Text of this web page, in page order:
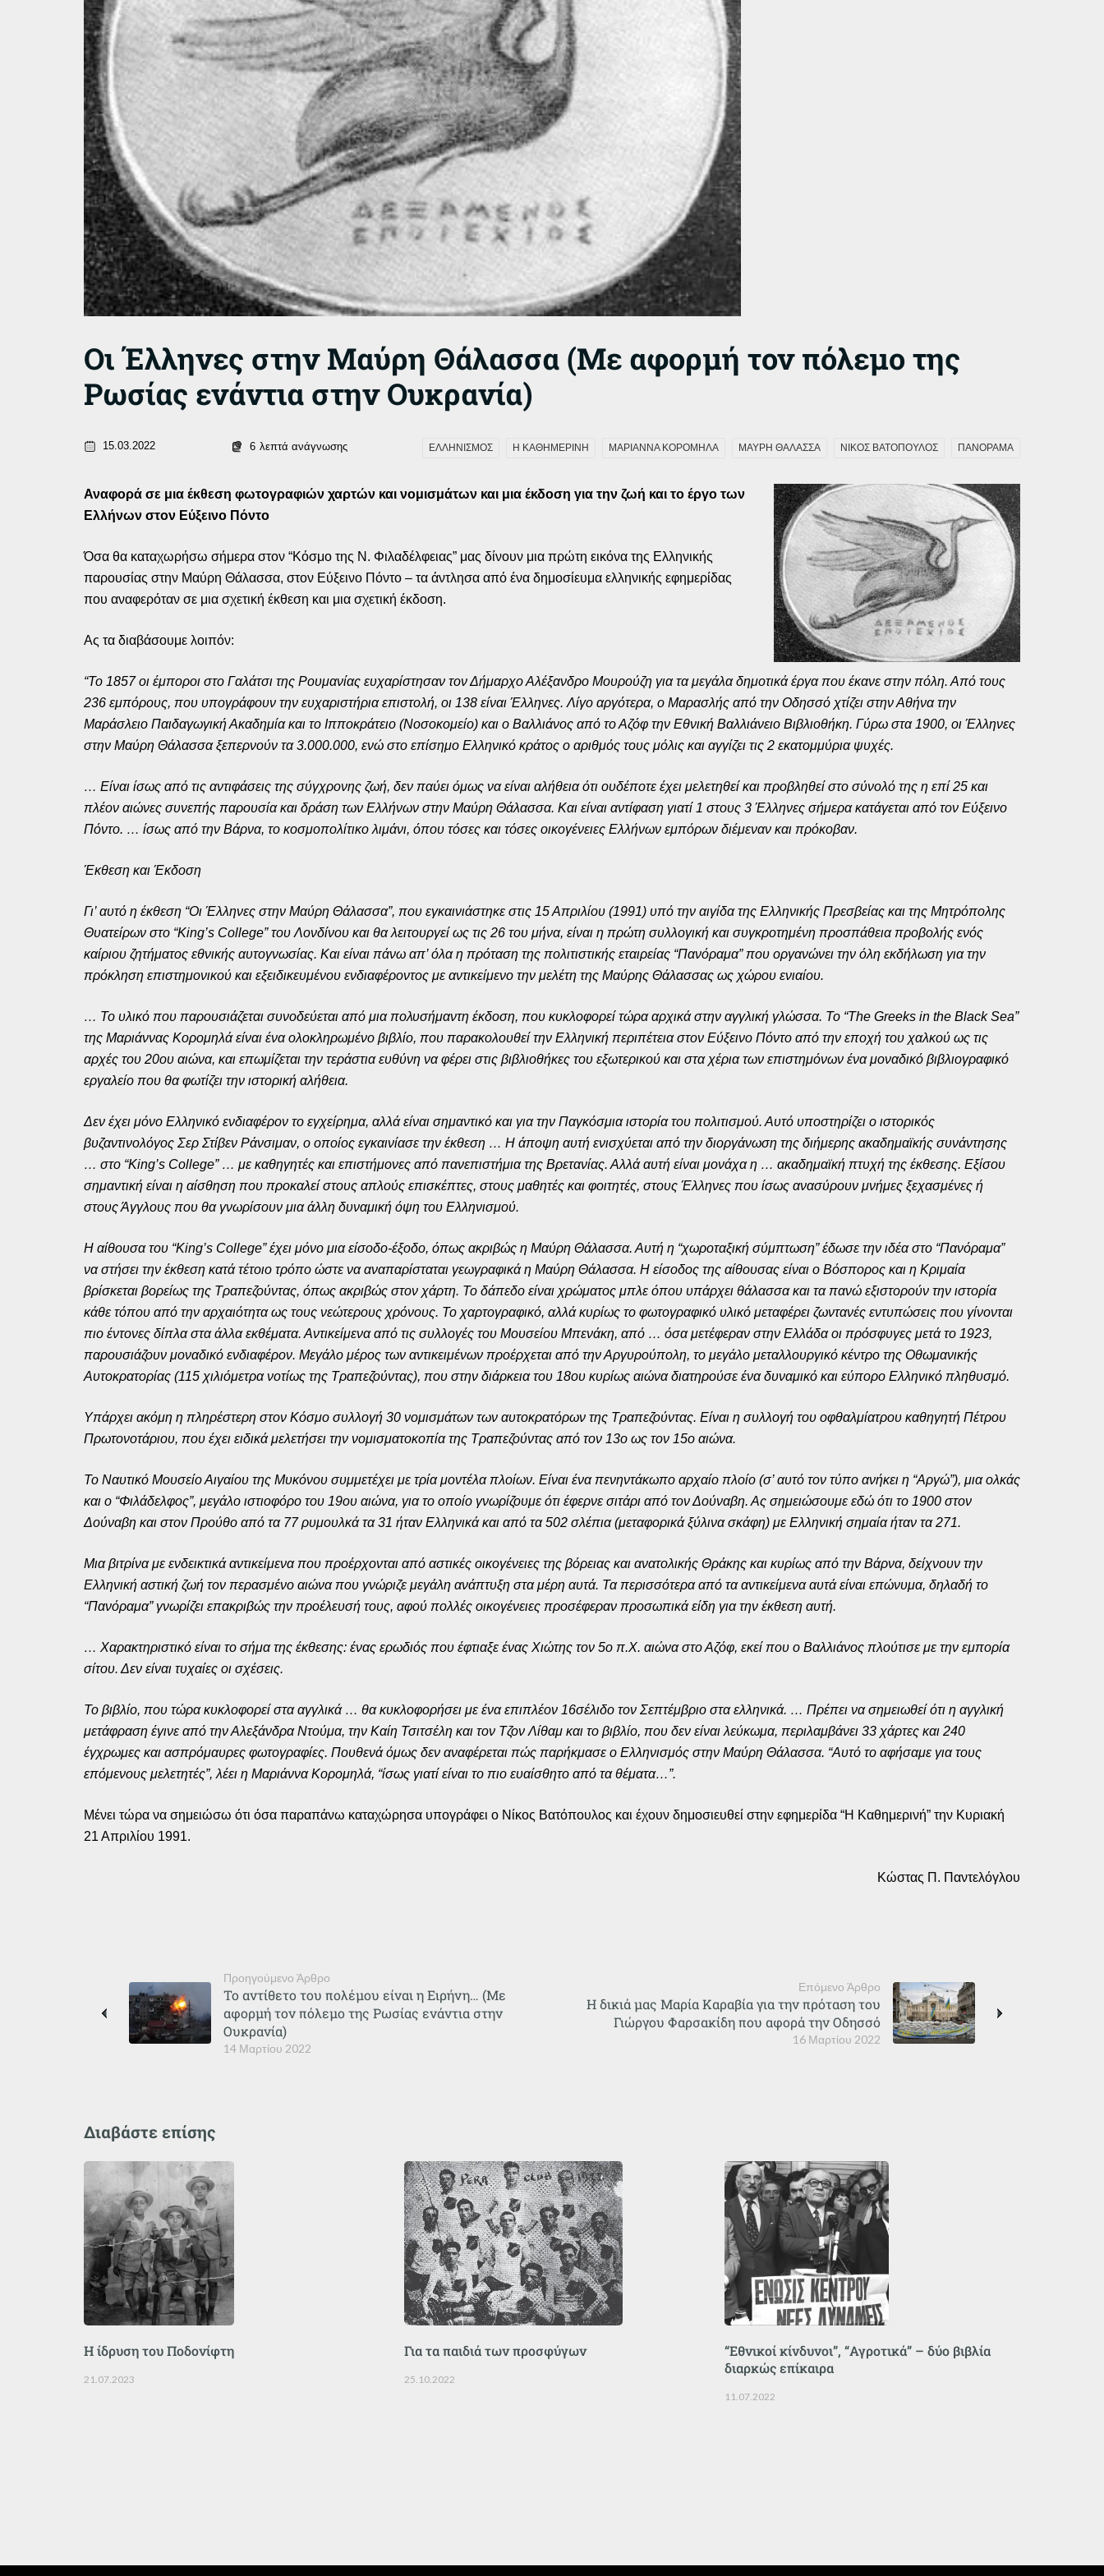
Οι Έλληνες στην Μαύρη Θάλασσα (Με αφορμή τον πόλεμο της
Ρωσίας ενάντια στην Ουκρανία)
15.03.2022 6 λεπτά ανάγνωσης ΕΛΛΗΝΙΣΜΟΣ Η ΚΑΘΗΜΕΡΙΝΗ ΜΑΡΙΑΝΝΑ ΚΟΡΟΜΗΛΑ ΜΑΥΡΗ ΘΑΛΑΣΣΑ ΝΙΚΟΣ ΒΑΤΟΠΟΥΛΟΣ ΠΑΝΟΡΑΜΑ
Αναφορά σε μια έκθεση φωτογραφιών χαρτών και νομισμάτων και μια έκδοση για την ζωή και το έργο των
Ελλήνων στον Εύξεινο Πόντο
Όσα θα καταχωρήσω σήμερα στον “Κόσμο της Ν. Φιλαδέλφειας” μας δίνουν μια πρώτη εικόνα της Ελληνικής
παρουσίας στην Μαύρη Θάλασσα, στον Εύξεινο Πόντο – τα άντλησα από ένα δημοσίευμα ελληνικής εφημερίδας
που αναφερόταν σε μια σχετική έκθεση και μια σχετική έκδοση.
Ας τα διαβάσουμε λοιπόν:
“Το 1857 οι έμποροι στο Γαλάτσι της Ρουμανίας ευχαρίστησαν τον Δήμαρχο Αλέξανδρο Μουρούζη για τα μεγάλα δημοτικά έργα που έκανε στην πόλη. Από τους
236 εμπόρους, που υπογράφουν την ευχαριστήρια επιστολή, οι 138 είναι Έλληνες. Λίγο αργότερα, ο Μαρασλής από την Οδησσό χτίζει στην Αθήνα την
Μαράσλειο Παιδαγωγική Ακαδημία και το Ιπποκράτειο (Νοσοκομείο) και ο Βαλλιάνος από το Αζόφ την Εθνική Βαλλιάνειο Βιβλιοθήκη. Γύρω στα 1900, οι Έλληνες
στην Μαύρη Θάλασσα ξεπερνούν τα 3.000.000, ενώ στο επίσημο Ελληνικό κράτος ο αριθμός τους μόλις και αγγίζει τις 2 εκατομμύρια ψυχές.
… Είναι ίσως από τις αντιφάσεις της σύγχρονης ζωή, δεν παύει όμως να είναι αλήθεια ότι ουδέποτε έχει μελετηθεί και προβληθεί στο σύνολό της η επί 25 και
πλέον αιώνες συνεπής παρουσία και δράση των Ελλήνων στην Μαύρη Θάλασσα. Και είναι αντίφαση γιατί 1 στους 3 Έλληνες σήμερα κατάγεται από τον Εύξεινο
Πόντο. … ίσως από την Βάρνα, το κοσμοπολίτικο λιμάνι, όπου τόσες και τόσες οικογένειες Ελλήνων εμπόρων διέμεναν και πρόκοβαν.
Έκθεση και Έκδοση
Γι’ αυτό η έκθεση “Οι Έλληνες στην Μαύρη Θάλασσα”, που εγκαινιάστηκε στις 15 Απριλίου (1991) υπό την αιγίδα της Ελληνικής Πρεσβείας και της Μητρόπολης
Θυατείρων στο “King’s College” του Λονδίνου και θα λειτουργεί ως τις 26 του μήνα, είναι η πρώτη συλλογική και συγκροτημένη προσπάθεια προβολής ενός
καίριου ζητήματος εθνικής αυτογνωσίας. Και είναι πάνω απ’ όλα η πρόταση της πολιτιστικής εταιρείας “Πανόραμα” που οργανώνει την όλη εκδήλωση για την
πρόκληση επιστημονικού και εξειδικευμένου ενδιαφέροντος με αντικείμενο την μελέτη της Μαύρης Θάλασσας ως χώρου ενιαίου.
… Το υλικό που παρουσιάζεται συνοδεύεται από μια πολυσήμαντη έκδοση, που κυκλοφορεί τώρα αρχικά στην αγγλική γλώσσα. Το “The Greeks in the Black Sea”
της Μαριάννας Κορομηλά είναι ένα ολοκληρωμένο βιβλίο, που παρακολουθεί την Ελληνική περιπέτεια στον Εύξεινο Πόντο από την εποχή του χαλκού ως τις
αρχές του 20ου αιώνα, και επωμίζεται την τεράστια ευθύνη να φέρει στις βιβλιοθήκες του εξωτερικού και στα χέρια των επιστημόνων ένα μοναδικό βιβλιογραφικό
εργαλείο που θα φωτίζει την ιστορική αλήθεια.
Δεν έχει μόνο Ελληνικό ενδιαφέρον το εγχείρημα, αλλά είναι σημαντικό και για την Παγκόσμια ιστορία του πολιτισμού. Αυτό υποστηρίζει ο ιστορικός
βυζαντινολόγος Σερ Στίβεν Ράνσιμαν, ο οποίος εγκαινίασε την έκθεση … Η άποψη αυτή ενισχύεται από την διοργάνωση της διήμερης ακαδημαϊκής συνάντησης
… στο “King’s College” … με καθηγητές και επιστήμονες από πανεπιστήμια της Βρετανίας. Αλλά αυτή είναι μονάχα η … ακαδημαϊκή πτυχή της έκθεσης. Εξίσου
σημαντική είναι η αίσθηση που προκαλεί στους απλούς επισκέπτες, στους μαθητές και φοιτητές, στους Έλληνες που ίσως ανασύρουν μνήμες ξεχασμένες ή
στους Άγγλους που θα γνωρίσουν μια άλλη δυναμική όψη του Ελληνισμού.
Η αίθουσα του “King’s College” έχει μόνο μια είσοδο-έξοδο, όπως ακριβώς η Μαύρη Θάλασσα. Αυτή η “χωροταξική σύμπτωση” έδωσε την ιδέα στο “Πανόραμα”
να στήσει την έκθεση κατά τέτοιο τρόπο ώστε να αναπαρίσταται γεωγραφικά η Μαύρη Θάλασσα. Η είσοδος της αίθουσας είναι ο Βόσπορος και η Κριμαία
βρίσκεται βορείως της Τραπεζούντας, όπως ακριβώς στον χάρτη. Το δάπεδο είναι χρώματος μπλε όπου υπάρχει θάλασσα και τα πανώ εξιστορούν την ιστορία
κάθε τόπου από την αρχαιότητα ως τους νεώτερους χρόνους. Το χαρτογραφικό, αλλά κυρίως το φωτογραφικό υλικό μεταφέρει ζωντανές εντυπώσεις που γίνονται
πιο έντονες δίπλα στα άλλα εκθέματα. Αντικείμενα από τις συλλογές του Μουσείου Μπενάκη, από … όσα μετέφεραν στην Ελλάδα οι πρόσφυγες μετά το 1923,
παρουσιάζουν μοναδικό ενδιαφέρον. Μεγάλο μέρος των αντικειμένων προέρχεται από την Αργυρούπολη, το μεγάλο μεταλλουργικό κέντρο της Οθωμανικής
Αυτοκρατορίας (115 χιλιόμετρα νοτίως της Τραπεζούντας), που στην διάρκεια του 18ου κυρίως αιώνα διατηρούσε ένα δυναμικό και εύπορο Ελληνικό πληθυσμό.
Υπάρχει ακόμη η πληρέστερη στον Κόσμο συλλογή 30 νομισμάτων των αυτοκρατόρων της Τραπεζούντας. Είναι η συλλογή του οφθαλμίατρου καθηγητή Πέτρου
Πρωτονοτάριου, που έχει ειδικά μελετήσει την νομισματοκοπία της Τραπεζούντας από τον 13ο ως τον 15ο αιώνα.
Το Ναυτικό Μουσείο Αιγαίου της Μυκόνου συμμετέχει με τρία μοντέλα πλοίων. Είναι ένα πενηντάκωπο αρχαίο πλοίο (σ’ αυτό τον τύπο ανήκει η “Αργώ”), μια ολκάς
και ο “Φιλάδελφος”, μεγάλο ιστιοφόρο του 19ου αιώνα, για το οποίο γνωρίζουμε ότι έφερνε σιτάρι από τον Δούναβη. Ας σημειώσουμε εδώ ότι το 1900 στον
Δούναβη και στον Προύθο από τα 77 ρυμουλκά τα 31 ήταν Ελληνικά και από τα 502 σλέπια (μεταφορικά ξύλινα σκάφη) με Ελληνική σημαία ήταν τα 271.
Μια βιτρίνα με ενδεικτικά αντικείμενα που προέρχονται από αστικές οικογένειες της βόρειας και ανατολικής Θράκης και κυρίως από την Βάρνα, δείχνουν την
Ελληνική αστική ζωή τον περασμένο αιώνα που γνώριζε μεγάλη ανάπτυξη στα μέρη αυτά. Τα περισσότερα από τα αντικείμενα αυτά είναι επώνυμα, δηλαδή το
“Πανόραμα” γνωρίζει επακριβώς την προέλευσή τους, αφού πολλές οικογένειες προσέφεραν προσωπικά είδη για την έκθεση αυτή.
… Χαρακτηριστικό είναι το σήμα της έκθεσης: ένας ερωδιός που έφτιαξε ένας Χιώτης τον 5ο π.Χ. αιώνα στο Αζόφ, εκεί που ο Βαλλιάνος πλούτισε με την εμπορία
σίτου. Δεν είναι τυχαίες οι σχέσεις.
Το βιβλίο, που τώρα κυκλοφορεί στα αγγλικά … θα κυκλοφορήσει με ένα επιπλέον 16σέλιδο τον Σεπτέμβριο στα ελληνικά. … Πρέπει να σημειωθεί ότι η αγγλική
μετάφραση έγινε από την Αλεξάνδρα Ντούμα, την Καίη Τσιτσέλη και τον Τζον Λίθαμ και το βιβλίο, που δεν είναι λεύκωμα, περιλαμβάνει 33 χάρτες και 240
έγχρωμες και ασπρόμαυρες φωτογραφίες. Πουθενά όμως δεν αναφέρεται πώς παρήκμασε ο Ελληνισμός στην Μαύρη Θάλασσα. “Αυτό το αφήσαμε για τους
επόμενους μελετητές”, λέει η Μαριάννα Κορομηλά, “ίσως γιατί είναι το πιο ευαίσθητο από τα θέματα…”.
Μένει τώρα να σημειώσω ότι όσα παραπάνω καταχώρησα υπογράφει ο Νίκος Βατόπουλος και έχουν δημοσιευθεί στην εφημερίδα “Η Καθημερινή” την Κυριακή
21 Απριλίου 1991.
Κώστας Π. Παντελόγλου
Προηγούμενο Άρθρο
14 Μαρτίου 2022
Το αντίθετο του πολέμου είναι η Ειρήνη… (Με
αφορμή τον πόλεμο της Ρωσίας ενάντια στην
Ουκρανία)
Επόμενο Άρθρο
16 Μαρτίου 2022
Η δικιά μας Μαρία Καραβία για την πρόταση του
Γιώργου Φαρσακίδη που αφορά την Οδησσό
Διαβάστε επίσης
Η ίδρυση του Ποδονίφτη
21.07.2023
Για τα παιδιά των προσφύγων
25.10.2022
“Εθνικοί κίνδυνοι”, “Αγροτικά” – δύο βιβλία
διαρκώς επίκαιρα
11.07.2022